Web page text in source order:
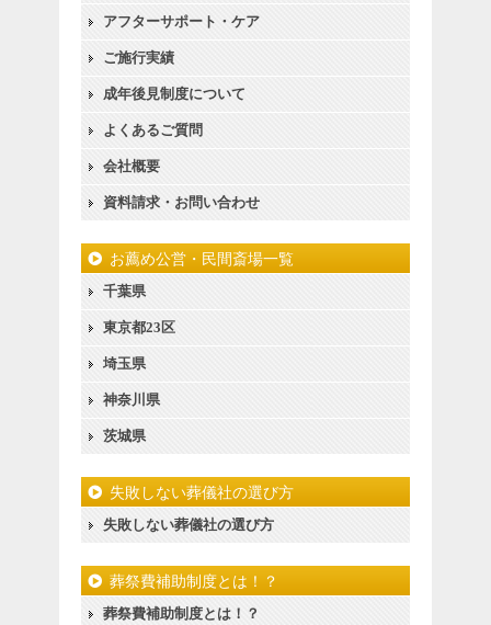
アフターサポート・ケア
ご施行実績
成年後見制度について
よくあるご質問
会社概要
資料請求・お問い合わせ
お薦め公営・民間斎場一覧
千葉県
東京都23区
埼玉県
神奈川県
茨城県
失敗しない葬儀社の選び方
失敗しない葬儀社の選び方
葬祭費補助制度とは！？
葬祭費補助制度とは！？